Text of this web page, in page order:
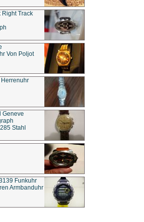
Right Track
Von Poljot
Geneve
Stahl
Funkuhr
Armbanduhr